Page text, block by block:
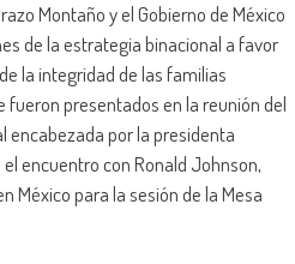
Montaño y el Gobierno de México
de la estrategia binacional a favor
la integridad de las familias
fueron presentados en la reunión del
encabezada por la presidenta
encuentro con Ronald Johnson,
México para la sesión de la Mesa